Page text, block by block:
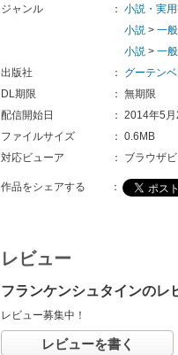
ジャンル ： 小説・実
小説 > 一
小説 > 一
出版社
：
グーテン
DL期限
： 無期限
配信開始日
： 2014年5月
ファイルサイズ
： 0.6MB
対応ビューア
： ブラウザ
作品をシェアする ：
レビュー
フランケンシュタインのレ
レビュー募集中！
レビューを書く